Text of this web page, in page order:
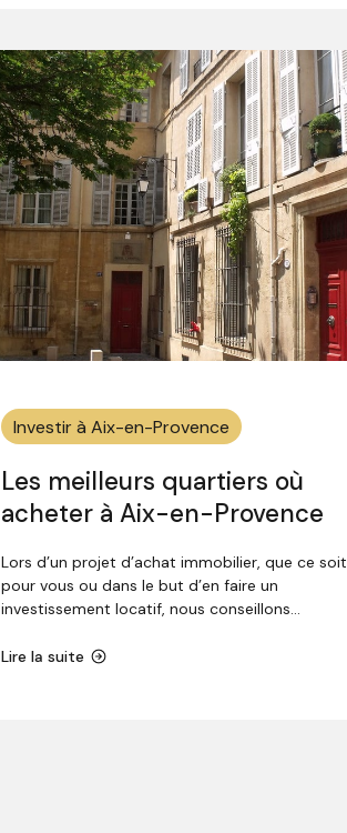
Investir à Aix-en-Provence
Les meilleurs quartiers où
acheter à Aix-en-Provence
Lors d’un projet d’achat immobilier, que ce soit
pour vous ou dans le but d’en faire un
investissement locatif, nous conseillons...
Lire la suite